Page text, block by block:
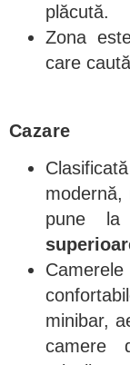
plăcută.
Zona
care
Cazare
modernă,
pune la
minibar,
camere